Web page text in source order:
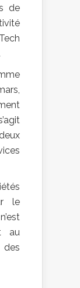
de
le
au
des